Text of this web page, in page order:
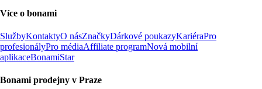
Více o bonami
SlužbyKontaktyO násZnačkyDárkové poukazyKariéraPro
profesionályPro médiaAffiliate programNová mobilní
aplikaceBonamiStar
Bonami prodejny v Praze